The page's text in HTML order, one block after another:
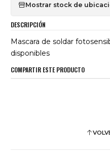
Mostrar stock de
DESCRIPCIÓN
Mascara de soldar
disponibles
COMPARTIR ESTE PRODUCTO